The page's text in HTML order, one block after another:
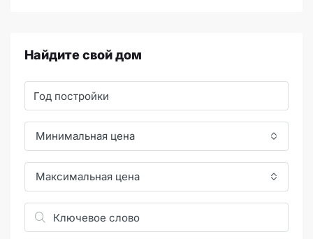
Найдите свой дом
Минимальная цена
Максимальная цена